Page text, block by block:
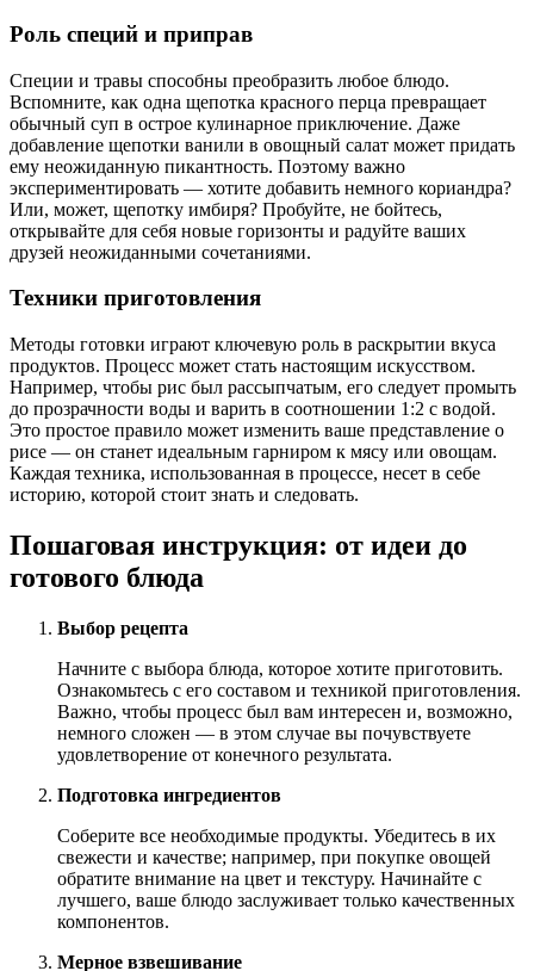
Роль специй и приправ
Специи и травы способны преобразить любое блюдо.
Вспомните, как одна щепотка красного перца превращает
обычный суп в острое кулинарное приключение. Даже
добавление щепотки ванили в овощный салат может придать
ему неожиданную пикантность. Поэтому важно
экспериментировать — хотите добавить немного кориандра?
Или, может, щепотку имбиря? Пробуйте, не бойтесь,
открывайте для себя новые горизонты и радуйте ваших
друзей неожиданными сочетаниями.
Техники приготовления
Методы готовки играют ключевую роль в раскрытии вкуса
продуктов. Процесс может стать настоящим искусством.
Например, чтобы рис был рассыпчатым, его следует промыть
до прозрачности воды и варить в соотношении 1:2 с водой.
Это простое правило может изменить ваше представление о
рисе — он станет идеальным гарниром к мясу или овощам.
Каждая техника, использованная в процессе, несет в себе
историю, которой стоит знать и следовать.
Пошаговая инструкция: от идеи до
готового блюда
Выбор рецепта
Начните с выбора блюда, которое хотите приготовить.
Ознакомьтесь с его составом и техникой приготовления.
Важно, чтобы процесс был вам интересен и, возможно,
немного сложен — в этом случае вы почувствуете
удовлетворение от конечного результата.
Подготовка ингредиентов
Соберите все необходимые продукты. Убедитесь в их
свежести и качестве; например, при покупке овощей
обратите внимание на цвет и текстуру. Начинайте с
лучшего, ваше блюдо заслуживает только качественных
компонентов.
Мерное взвешивание